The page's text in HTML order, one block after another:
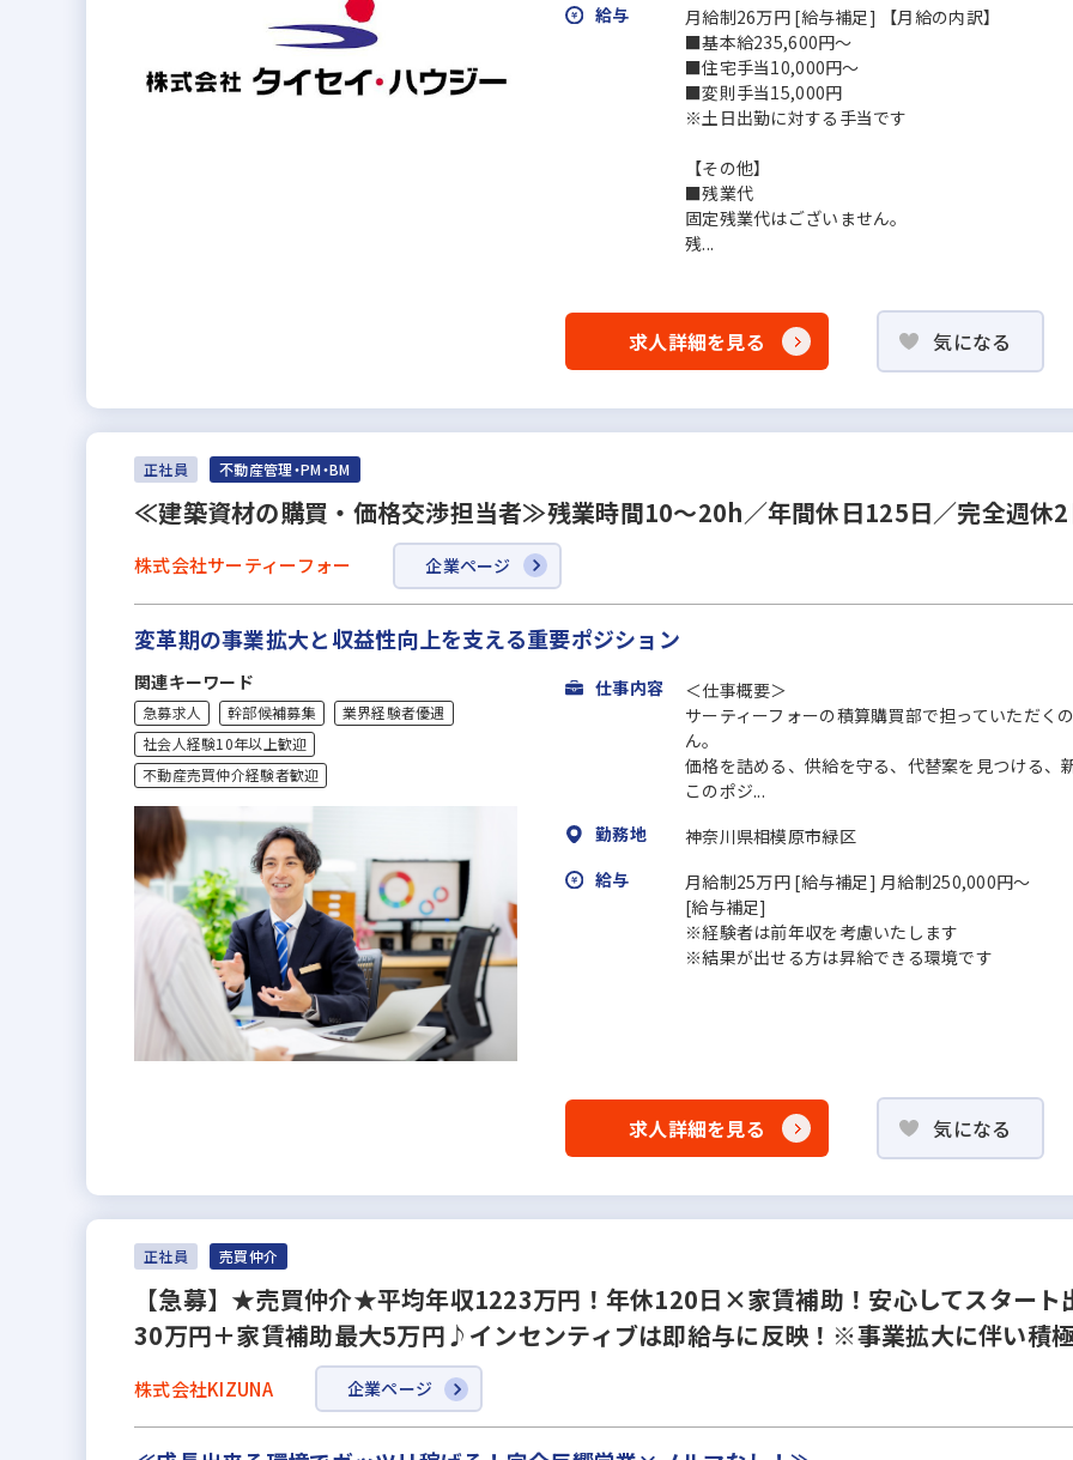
給与
月給制26万円 [給与補足] 【月給の内訳】
■基本給235,600円～
■住宅手当10,000円～
■変則手当15,000円
※土日出勤に対する手当です
【その他】
■残業代
固定残業代はございません。
残...
求人詳細を見る 気になる
正社員 不動産管理・PM・BM
≪建築資材の購買・価格交渉担当者≫残業時間10～20h／年間休日125日／完全週休2
株式会社サーティーフォー 企業ページ
変革期の事業拡大と収益性向上を支える重要ポジション
関連キーワード
急募求人 幹部候補募集
業界経験者優遇
社会人経験10年以上歓迎
不動産売買仲介経験者歓迎
仕事内容
＜仕事概要＞
サーティーフォーの積算購買部で担っていただく
ん。
価格を詰める、供給を守る、代替案を見つける、
このポジ...
勤務地
神奈川県相模原市緑区
給与
月給制25万円 [給与補足] 月給制250,000円～
[給与補足]
※経験者は前年収を考慮いたします
※結果が出せる方は昇給できる環境です
求人詳細を見る 気になる
正社員 売買仲介
【急募】★売買仲介★平均年収1223万円！年休120日×家賃補助！安心してスター
30万円＋家賃補助最大5万円♪インセンティブは即給与に反映！※事業拡大に伴い積
株式会社KIZUNA 企業ページ